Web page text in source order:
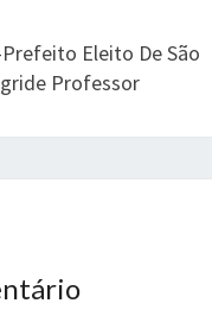
Eleito De São
Professor